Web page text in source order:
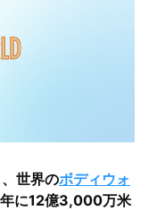
世界のボディウォ
に12億3,000万米